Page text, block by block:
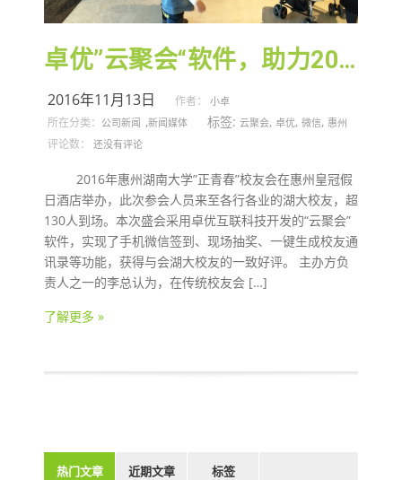
卓优”云聚会“软件，助力2016年惠州湖南大学”正青春“校友会圆满成功！
2016年11月13日 作者： 小卓
所在分类： 公司新闻 ,新闻媒体 标签: 云聚会, 卓优, 微信, 惠州
评论数： 还没有评论
2016年惠州湖南大学”正青春”校友会在惠州皇冠假
日酒店举办，此次参会人员来至各行各业的湖大校友，超
130人到场。本次盛会采用卓优互联科技开发的“云聚会”
软件，实现了手机微信签到、现场抽奖、一键生成校友通
讯录等功能，获得与会湖大校友的一致好评。 主办方负
责人之一的李总认为，在传统校友会 […]
了解更多 »
热门文章 近期文章 标签